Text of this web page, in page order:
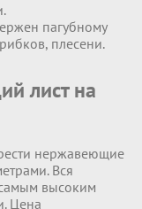
пагубному
плесени.
лист на
нержавеющие
Вся
высоким
Цена